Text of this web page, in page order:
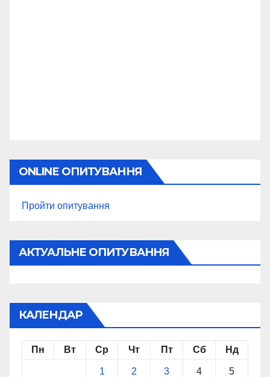
ONLINE ОПИТУВАННЯ
Пройти опитування
АКТУАЛЬНЕ ОПИТУВАННЯ
КАЛЕНДАР
Пн Вт Ср Чт Пт Сб Нд
1 2 3 4 5